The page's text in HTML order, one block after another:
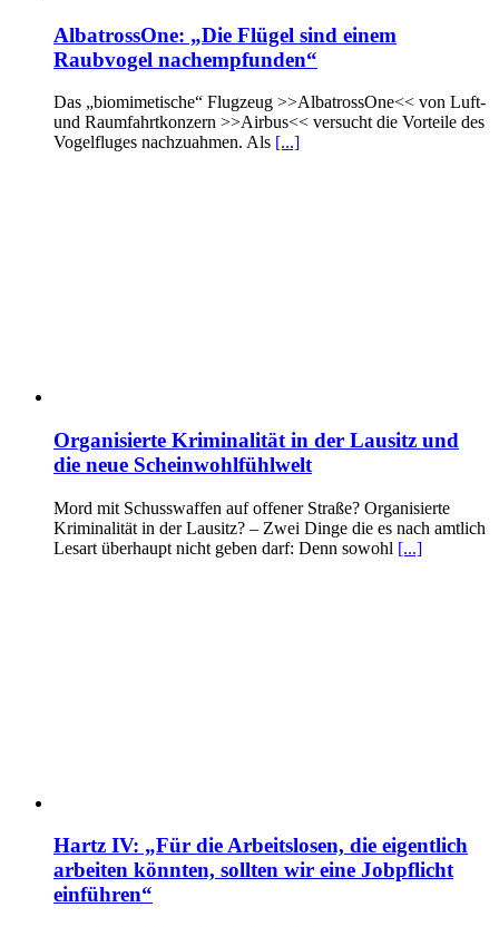
AlbatrossOne: „Die Flügel sind einem
Raubvogel nachempfunden“
Das „biomimetische“ Flugzeug >>AlbatrossOne<< von Luft-
und Raumfahrtkonzern >>Airbus<< versucht die Vorteile des
Vogelfluges nachzuahmen. Als [...]
Organisierte Kriminalität in der Lausitz und
die neue Scheinwohlfühlwelt
Mord mit Schusswaffen auf offener Straße? Organisierte
Kriminalität in der Lausitz? – Zwei Dinge die es nach amtlich
Lesart überhaupt nicht geben darf: Denn sowohl [...]
Hartz IV: „Für die Arbeitslosen, die eigentlich
arbeiten könnten, sollten wir eine Jobpflicht
einführen“